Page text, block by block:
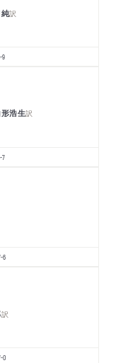
訳
9
浩生訳
7
6
訳
0